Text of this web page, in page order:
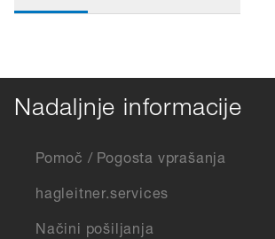
Nadaljnje informacije
Pomoč / Pogosta vprašanja
hagleitner.services
Načini pošiljanja